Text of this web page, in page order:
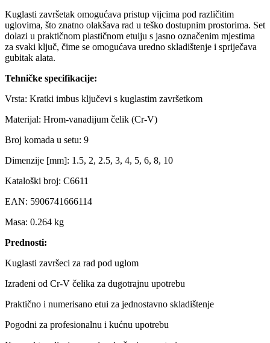
Kuglasti završetak omogućava pristup vijcima pod različitim
uglovima, što znatno olakšava rad u teško dostupnim prostorima. Set
dolazi u praktičnom plastičnom etuiju s jasno označenim mjestima
za svaki ključ, čime se omogućava uredno skladištenje i spriječava
gubitak alata.
Tehničke specifikacije:
Vrsta: Kratki imbus ključevi s kuglastim završetkom
Materijal: Hrom-vanadijum čelik (Cr-V)
Broj komada u setu: 9
Dimenzije [mm]: 1.5, 2, 2.5, 3, 4, 5, 6, 8, 10
Kataloški broj: C6611
EAN: 5906741666114
Masa: 0.264 kg
Prednosti:
Kuglasti završeci za rad pod uglom
Izrađeni od Cr-V čelika za dugotrajnu upotrebu
Praktično i numerisano etui za jednostavno skladištenje
Pogodni za profesionalnu i kućnu upotrebu